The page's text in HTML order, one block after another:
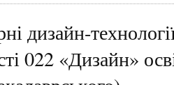
дизайн-
022 «Дизайн»